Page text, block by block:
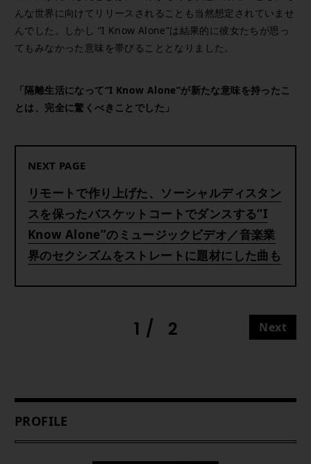
んな世界に向けてリリースされることも当然想定されていませ
んでした。しかし “I Know Alone”は結果的に彼女たちが思っ
てもみなかった意味を帯びることとなりました。
「隔離生活になって“I Know Alone”が新たな意味を持ったこ
とは、完全に驚くべきことでした」
NEXT PAGE
リモートで作り上げた、ソーシャルディスタン
スを保ったバスケットコートでダンスする“I
Know Alone”のミュージックビデオ／音楽業
界のセクシズムをストレートに題材にした曲も
Next
1 2
PROFILE